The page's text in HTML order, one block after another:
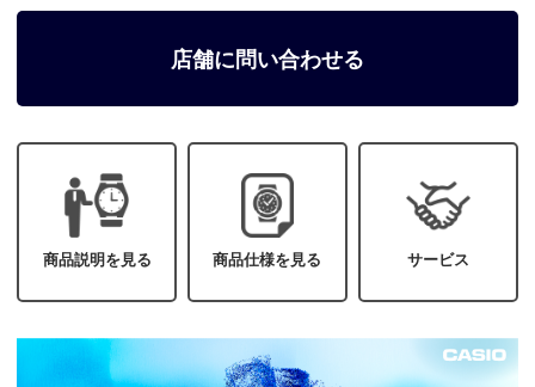
店舗に問い合わせる
商品説明を見る 商品仕様を見る サービス